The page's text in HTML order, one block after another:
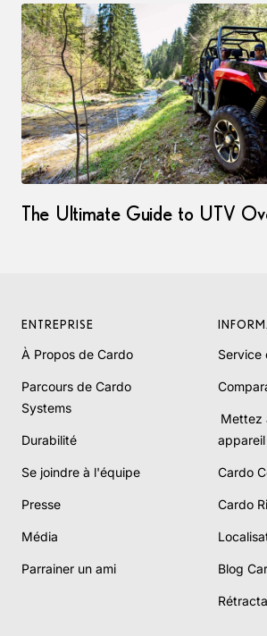
The Ultimate Guide to UTV
ENTREPRISE
À Propos de Cardo
Parcours de Cardo
Systems
Durabilité
Se joindre à l'équipe
Presse
Média
Parrainer un ami
Service
Mettez
appareil
Cardo
Cardo
Blog